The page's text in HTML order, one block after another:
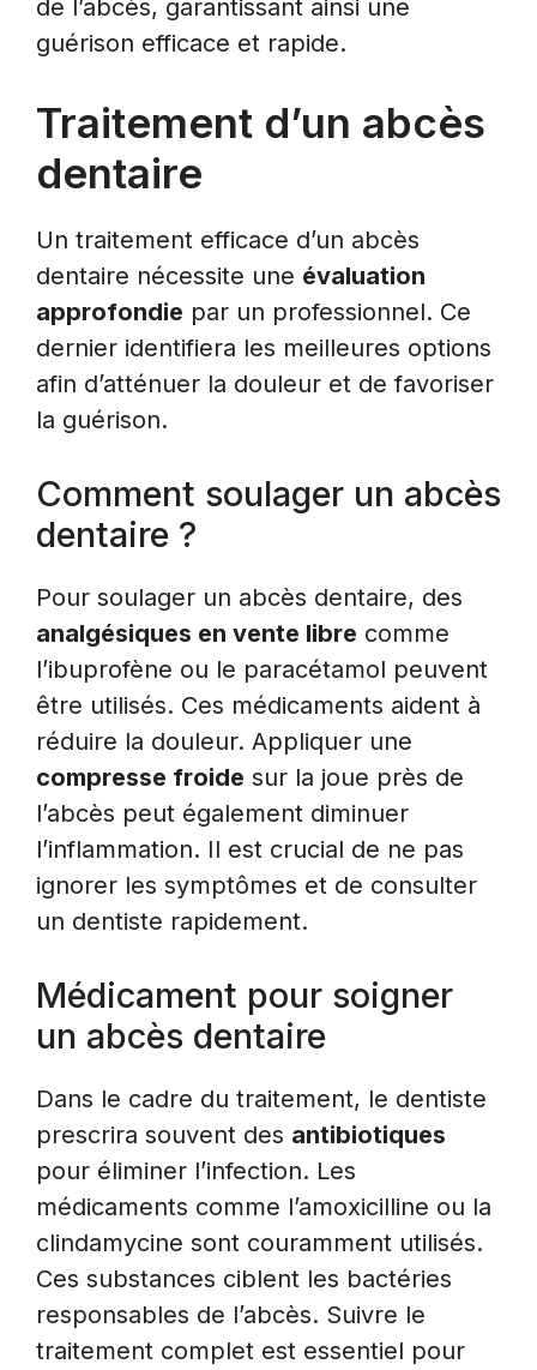
de l’abcès, garantissant ainsi une
guérison efficace et rapide.
Traitement d’un abcès
dentaire
Un traitement efficace d’un abcès
dentaire nécessite une évaluation
approfondie par un professionnel. Ce
dernier identifiera les meilleures options
afin d’atténuer la douleur et de favoriser
la guérison.
Comment soulager un abcès
dentaire ?
Pour soulager un abcès dentaire, des
analgésiques en vente libre comme
l’ibuprofène ou le paracétamol peuvent
être utilisés. Ces médicaments aident à
réduire la douleur. Appliquer une
compresse froide sur la joue près de
l’abcès peut également diminuer
l’inflammation. Il est crucial de ne pas
ignorer les symptômes et de consulter
un dentiste rapidement.
Médicament pour soigner
un abcès dentaire
Dans le cadre du traitement, le dentiste
prescrira souvent des antibiotiques
pour éliminer l’infection. Les
médicaments comme l’amoxicilline ou la
clindamycine sont couramment utilisés.
Ces substances ciblent les bactéries
responsables de l’abcès. Suivre le
traitement complet est essentiel pour